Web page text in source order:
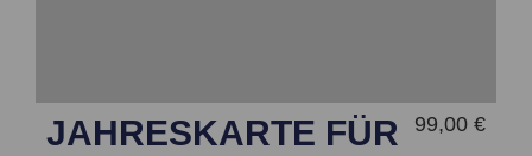
99,00 €
JAHRESKARTE FÜR